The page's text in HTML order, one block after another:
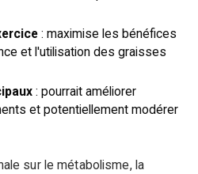
: maximise les bénéfices
et l'utilisation des graisses
: pourrait améliorer
et potentiellement modérer
sur le métabolisme, la